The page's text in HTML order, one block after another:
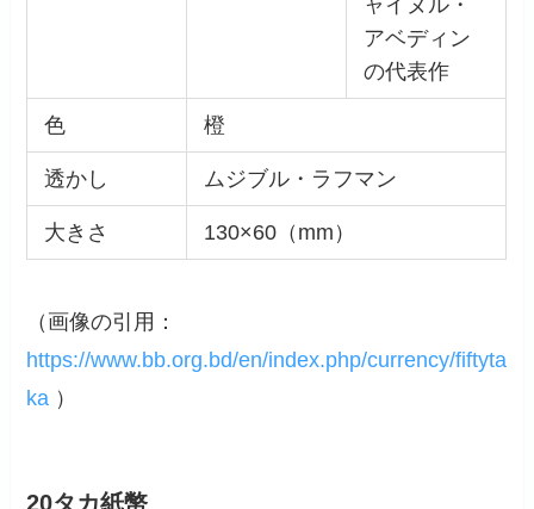
ャイヌル・
アベディン
の代表作
色 橙
透かし ムジブル・ラフマン
大きさ 130×60（mm）
（画像の引用：
https://www.bb.org.bd/en/index.php/currency/fiftyta
ka ）
20タカ紙幣